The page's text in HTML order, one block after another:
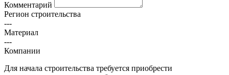
Комментарий
Регион строительства
---
Материал
---
Компании
Для начала строительства требуется приобрести